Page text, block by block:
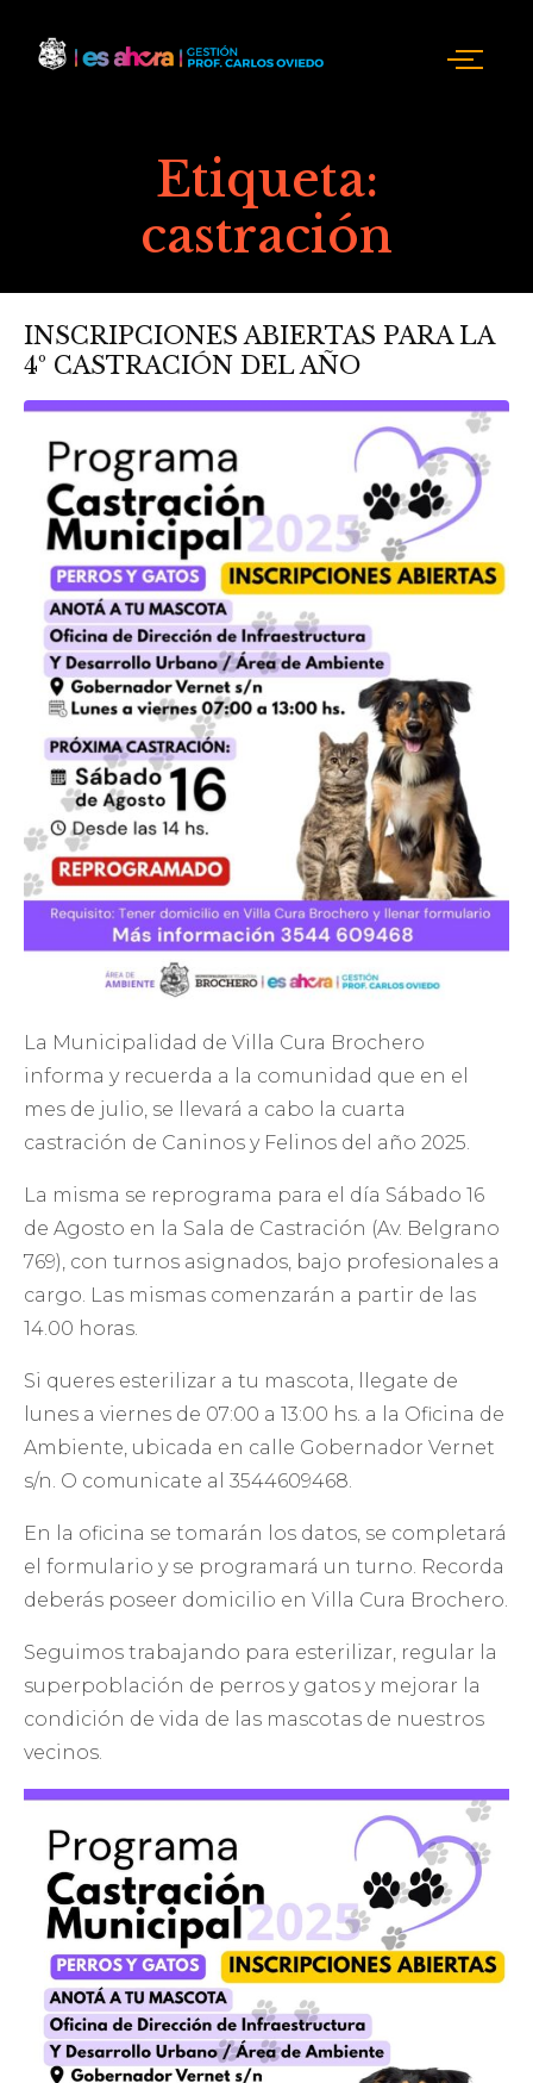
Etiqueta:
castración
INSCRIPCIONES ABIERTAS PARA LA
4º CASTRACIÓN DEL AÑO
La Municipalidad de Villa Cura Brochero
informa y recuerda a la comunidad que en el
mes de julio, se llevará a cabo la cuarta
castración de Caninos y Felinos del año 2025.
La misma se reprograma para el día Sábado 16
de Agosto en la Sala de Castración (Av. Belgrano
769), con turnos asignados, bajo profesionales a
cargo. Las mismas comenzarán a partir de las
14.00 horas.
Si queres esterilizar a tu mascota, llegate de
lunes a viernes de 07:00 a 13:00 hs. a la Oficina de
Ambiente, ubicada en calle Gobernador Vernet
s/n. O comunicate al 3544609468.
En la oficina se tomarán los datos, se completará
el formulario y se programará un turno. Recorda
deberás poseer domicilio en Villa Cura Brochero.
Seguimos trabajando para esterilizar, regular la
superpoblación de perros y gatos y mejorar la
condición de vida de las mascotas de nuestros
vecinos.